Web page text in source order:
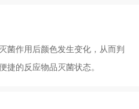
菌作用后颜色发生变化，从而判
捷的反应物品灭菌状态。